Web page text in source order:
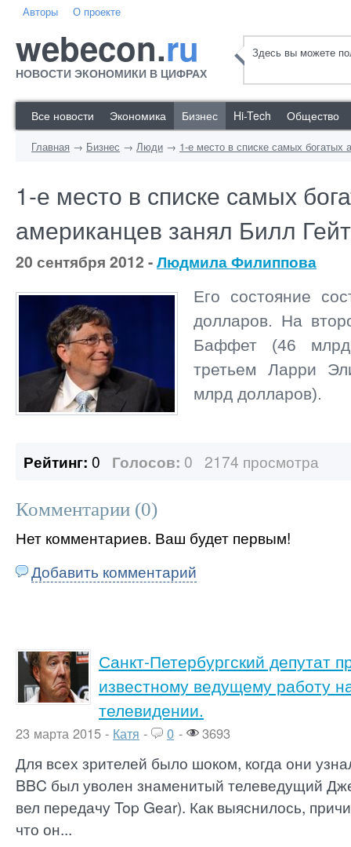
Авторы О проекте
webecon.ru
НОВОСТИ ЭКОНОМИКИ В ЦИФРАХ
Здесь вы можете
Все новости Экономика Бизнес Hi-Tech Общество
Главная → Бизнес → Люди → 1-е место в списке самых богатых
1-е место в списке самых
американцев занял Билл
20 сентября 2012 -Людмила Филиппова
Его состояние
долларов. На
Баффет (46
третьем Ларри
млрд долларов).
Рейтинг: 0 Голосов: 0 2174 просмотра
Комментарии (0)
Нет комментариев. Ваш будет первым!
Добавить комментарий
Санкт-Петербургский депутат
известному ведущему работу
телевидении.
23 марта 2015 - Катя - 0 - 3693
Для всех зрителей было шоком, когда они
BBC был уволен знаменитый телеведущий
вел передачу Top Gear). Как выяснилось,
что он...